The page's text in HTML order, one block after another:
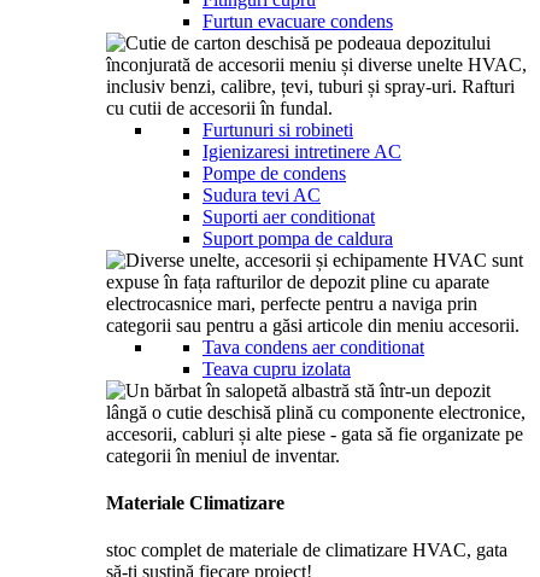
Furtun evacuare condens
Furtunuri si robineti
Igienizaresi intretinere AC
Pompe de condens
Sudura tevi AC
Suporti aer conditionat
Suport pompa de caldura
Tava condens aer conditionat
Teava cupru izolata
Materiale Climatizare
stoc complet de materiale de climatizare HVAC, gata
să-ți susțină fiecare proiect!